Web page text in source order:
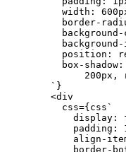
` }
<
          css
={ css `